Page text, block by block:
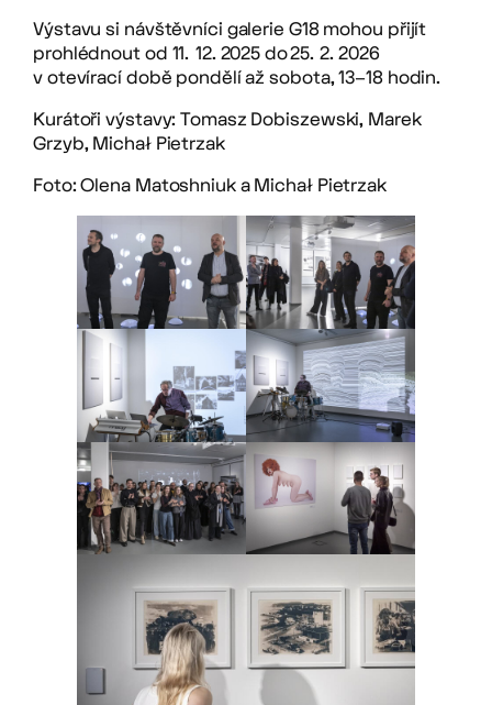
Výstavu si návštěvníci galerie G18 mohou přijít
prohlédnout od 11. 12. 2025 do 25. 2. 2026
v otevírací době pondělí až sobota, 13–18 hodin.
Kurátoři výstavy: Tomasz Dobiszewski, Marek
Grzyb, Michał Pietrzak
Foto: Olena Matoshniuk a Michał Pietrzak